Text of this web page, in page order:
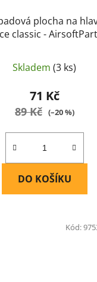
plocha na
classic -
Skladem(3 ks)
71 Kč
89 Kč (–20 %)
DO KOŠÍKU
Kód: